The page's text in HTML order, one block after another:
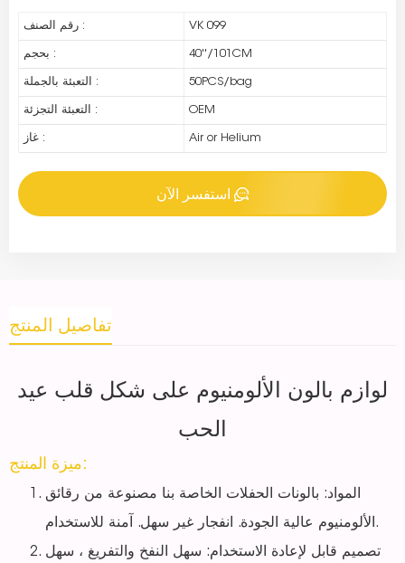
رقم الصنف : VK 099
بحجم : 40''/101CM
التعبئة بالجملة : 50PCS/bag
التعبئة التجزئة : OEM
غاز : Air or Helium
استفسر الآن
تفاصيل المنتج
لوازم بالون الألومنيوم على شكل قلب عيد
الحب
ميزة المنتج:
المواد: بالونات الحفلات الخاصة بنا مصنوعة من رقائق
الألومنيوم عالية الجودة. انفجار غير سهل. آمنة للاستخدام.
تصميم قابل لإعادة الاستخدام: سهل النفخ والتفريغ ، سهل